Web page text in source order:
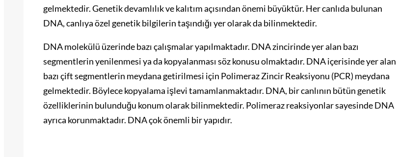
gelmektedir. Genetik devamlılık ve kalıtım açısından önemi büyüktür. Her canlıda bulunan
DNA, canlıya özel genetik bilgilerin taşındığı yer olarak da bilinmektedir.
DNA molekülü üzerinde bazı çalışmalar yapılmaktadır. DNA zincirinde yer alan bazı
segmentlerin yenilenmesi ya da kopyalanması söz konusu olmaktadır. DNA içerisinde yer alan
bazı çift segmentlerin meydana getirilmesi için Polimeraz Zincir Reaksiyonu (PCR) meydana
gelmektedir. Böylece kopyalama işlevi tamamlanmaktadır. DNA, bir canlının bütün genetik
özelliklerinin bulunduğu konum olarak bilinmektedir. Polimeraz reaksiyonlar sayesinde DNA
ayrıca korunmaktadır. DNA çok önemli bir yapıdır.